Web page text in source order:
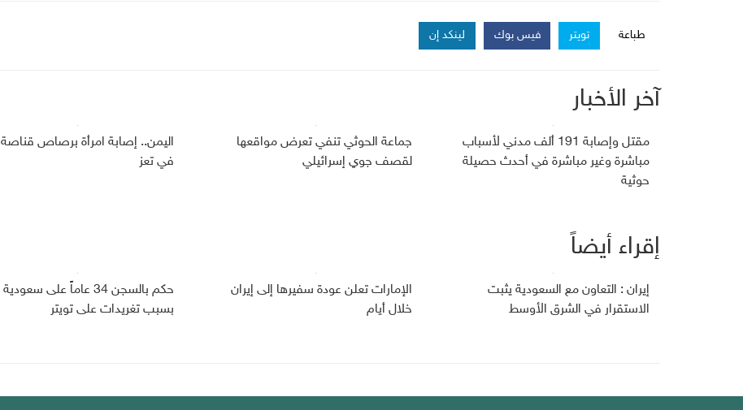
طباعة تويتر فيس بوك لينكد إن
آخر الأخبار
مقتل وإصابة 191 ألف مدني لأسباب
مباشرة وغير مباشرة في أحدث حصيلة
حوثية
جماعة الحوثي تنفي تعرض مواقعها
لقصف جوي إسرائيلي
اليمن.. إصابة امرأة برصاص قناصة
في تعز
إقراء أيضاً
إيران : التعاون مع السعودية يثبت
الاستقرار في الشرق الأوسط
الإمارات تعلن عودة سفيرها إلى إيران
خلال أيام
حكم بالسجن 34 عاماً على سعودية
بسبب تغريدات على تويتر